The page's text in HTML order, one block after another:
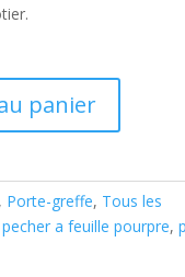
panier
, Porte-greffe, Tous les
pecher a feuille pourpre,